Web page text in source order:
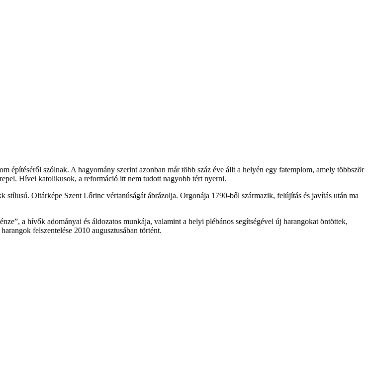
építéséről szólnak. A hagyomány szerint azonban már több száz éve állt a helyén egy fatemplom, amely többször
Hívei katolikusok, a reformáció itt nem tudott nagyobb tért nyerni.
Oltárképe Szent Lőrinc vértanúságát ábrázolja. Orgonája 1790-ből származik, felújítás és javítás után ma
a hívők adományai és áldozatos munkája, valamint a helyi plébános segítségével új harangokat öntöttek,
felszentelése 2010 augusztusában történt.